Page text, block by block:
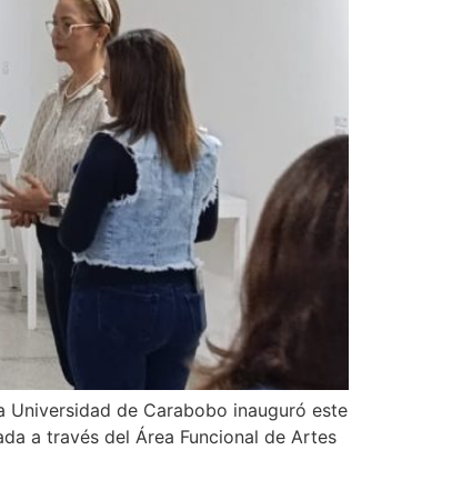
de Carabobo inauguró este
a través del Área Funcional de Artes